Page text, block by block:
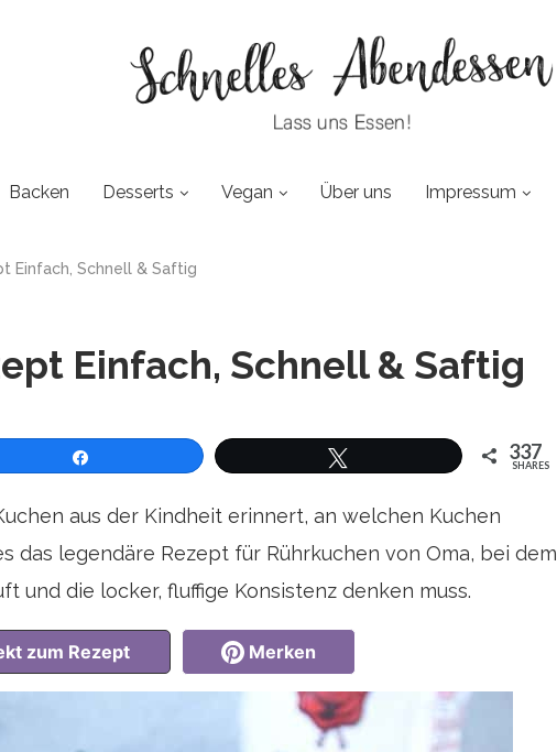
Backen Desserts Vegan Über uns Impressum
Einfach, Schnell & Saftig
Einfach, Schnell & Saftig
337
SHARES
aus der Kindheit erinnert, an welchen Kuchen
das legendäre Rezept für Rührkuchen von Oma, bei dem
und die locker, fluffige Konsistenz denken muss.
zum Rezept Merken